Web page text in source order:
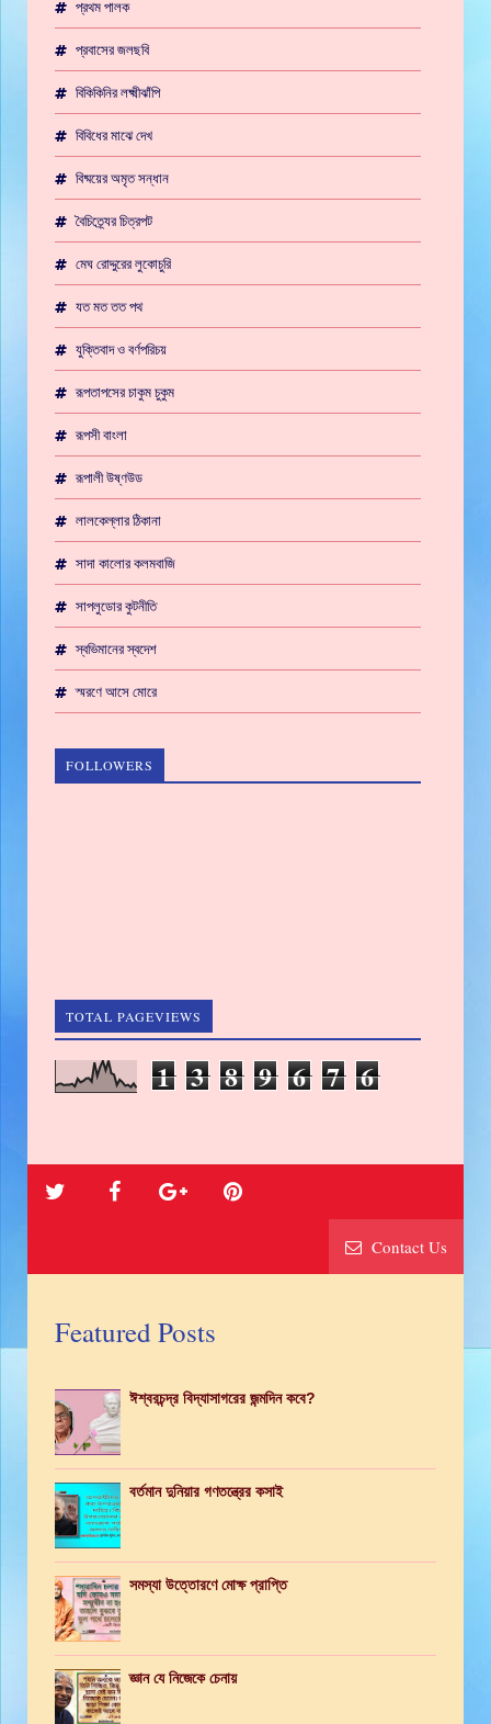
প্রথম পালক
প্রবাসের জলছবি
বিকিকিনির লক্ষ্মীঝাঁপি
বিবিধের মাঝে দেখ
বিষ্ময়ের অমৃত সন্ধান
বৈচিত্র্যের চিত্রপট
মেঘ রোদ্দুরের লুকোচুরি
যত মত তত পথ
যুক্তিবাদ ও বর্ণপরিচয়
রূপতাপসের চাকুম চুকুম
রূপসী বাংলা
রূপালী উষ্ণউড
লালকেল্লার ঠিকানা
সাদা কালোর কলমবাজি
সাপলুডোর কুটনীতি
স্বভিমানের স্বদেশ
স্মরণে আসে মোরে
FOLLOWERS
TOTAL PAGEVIEWS
1 3 8 9 6 7 6
Contact Us
Featured Posts
ঈশ্বরচন্দ্র বিদ্যাসাগরের জন্মদিন কবে?
বর্তমান দুনিয়ার গণতন্ত্রের কসাই
সমস্যা উত্তোরণে মোক্ষ প্রাপ্তি
জ্ঞান যে নিজেকে চেনায়